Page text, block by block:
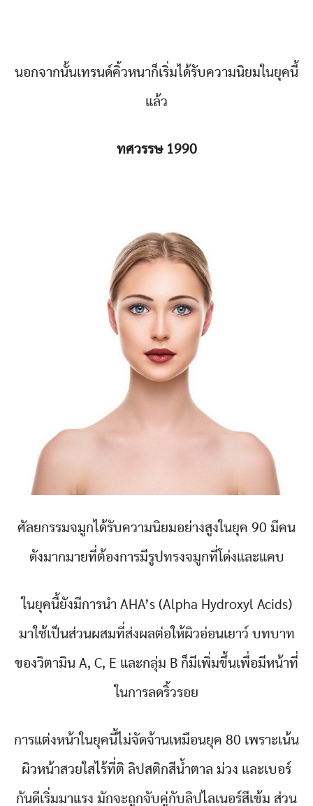
นอกจากนั้นเทรนด์คิ้วหนาก็เริ่มได้รับความนิยมในยุคนี้
แล้ว
ทศวรรษ 1990
ศัลยกรรมจมูกได้รับความนิยมอย่างสูงในยุค 90 มีคน
ดังมากมายที่ต้องการมีรูปทรงจมูกที่โด่งและแคบ
ในยุคนี้ยังมีการนำ AHA’s (Alpha Hydroxyl Acids)
มาใช้เป็นส่วนผสมที่ส่งผลต่อให้ผิวอ่อนเยาว์ บทบาท
ของวิตามิน A, C, E และกลุ่ม B ก็มีเพิ่มขึ้นเพื่อมีหน้าที่
ในการลดริ้วรอย
การแต่งหน้าในยุคนี้ไม่จัดจ้านเหมือนยุค 80 เพราะเน้น
ผิวหน้าสวยใสไร้ที่ติ ลิปสติกสีน้ำตาล ม่วง และเบอร์
กันดีเริ่มมาแรง มักจะถูกจับคู่กับลิปไลเนอร์สีเข้ม ส่วน